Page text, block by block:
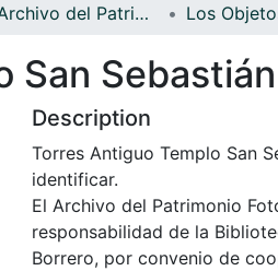
Fondo Archivo del Patrimonio Fotográfico y Fílmico del Valle del Cauca Los
San
Description
Torres Antiguo Templo San
identificar.
El Archivo del Patrimonio
responsabilidad de la
Borrero, por convenio de